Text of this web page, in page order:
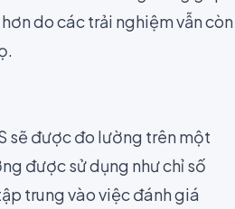
do các trải nghiệm vẫn còn
sẽ được đo lường trên một
được sử dụng như chỉ số
trung vào việc đánh giá